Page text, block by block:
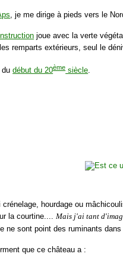
, je me dirige à pieds vers le
joue avec la verte
remparts extérieurs, seul le
dudébut du 20èmesiècle.
hourdage ou
la courtine....Mais j'ai tant
sont point des ruminants dans
que ce château a :